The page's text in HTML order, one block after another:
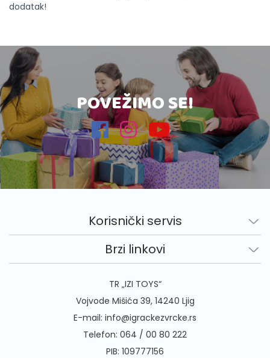
dodatak!
POVEŽIMO SE!
Korisnički servis
Brzi linkovi
TR „IZI TOYS“
Vojvode Mišića 39, 14240 Ljig
E-mail: info@igrackezvrcke.rs
Telefon: 064 / 00 80 222
PIB: 109777156